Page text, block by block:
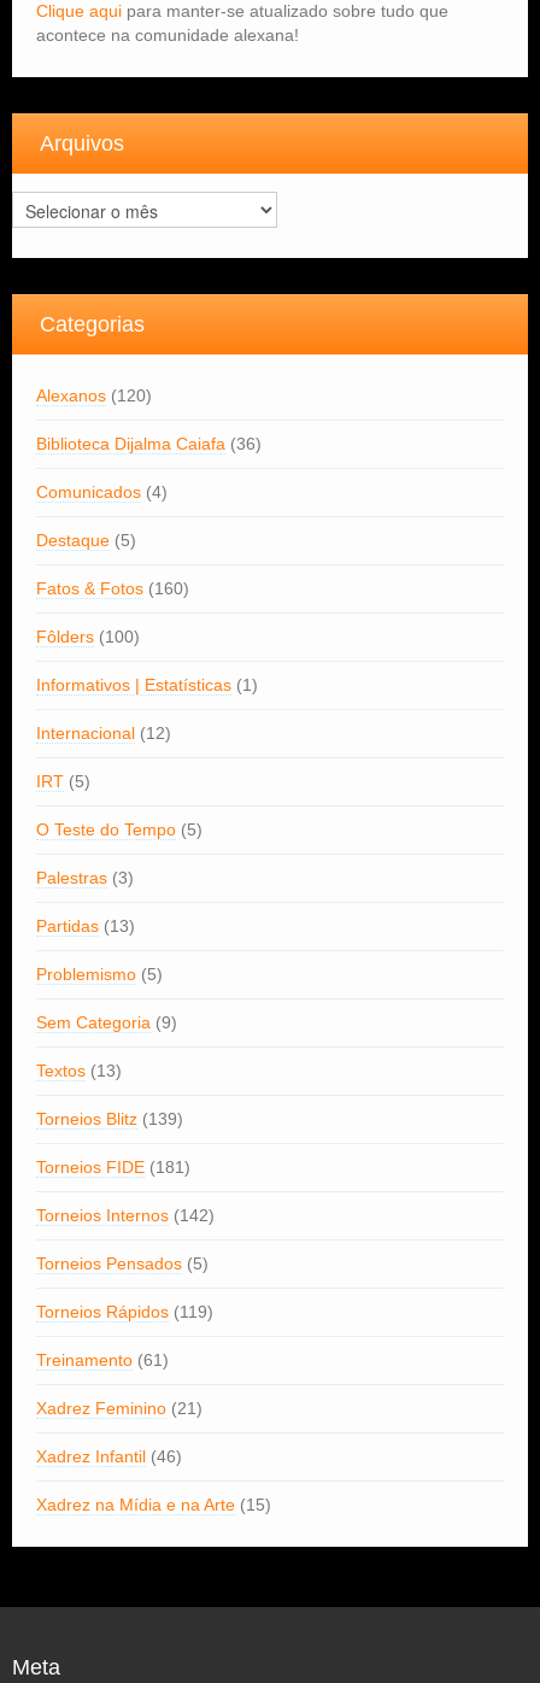
Clique aqui para manter-se atualizado sobre tudo que
acontece na comunidade alexana!
Arquivos
Arquivos
Categorias
Alexanos (120)
Biblioteca Dijalma Caiafa (36)
Comunicados (4)
Destaque (5)
Fatos & Fotos (160)
Fôlders (100)
Informativos | Estatísticas (1)
Internacional (12)
IRT (5)
O Teste do Tempo (5)
Palestras (3)
Partidas (13)
Problemismo (5)
Sem Categoria (9)
Textos (13)
Torneios Blitz (139)
Torneios FIDE (181)
Torneios Internos (142)
Torneios Pensados (5)
Torneios Rápidos (119)
Treinamento (61)
Xadrez Feminino (21)
Xadrez Infantil (46)
Xadrez na Mídia e na Arte (15)
Meta